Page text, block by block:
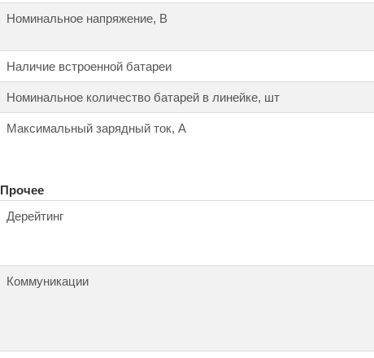
Номинальное напряжение, В
Наличие встроенной батареи
Номинальное количество батарей в линейке, шт
Максимальный зарядный ток, А
Прочее
Дерейтинг
Коммуникации